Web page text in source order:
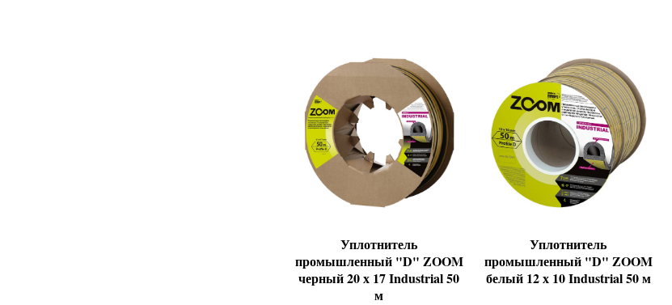
Уплотнитель
промышленный "D" ZOOM
черный 20 х 17 Industrial 50
м
Уплотнитель
промышленный "D" ZOOM
белый 12 х 10 Industrial 50 м